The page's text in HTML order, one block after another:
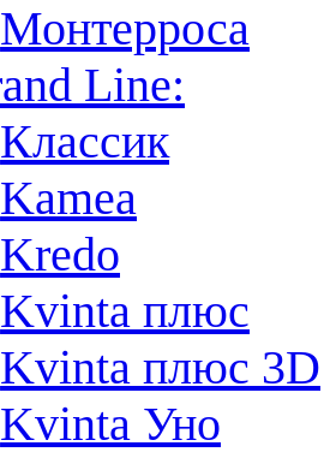
Монтерроса
Line:
Классик
Kamea
Kredo
Kvinta плюс
Kvinta плюс 3D
Kvinta Уно